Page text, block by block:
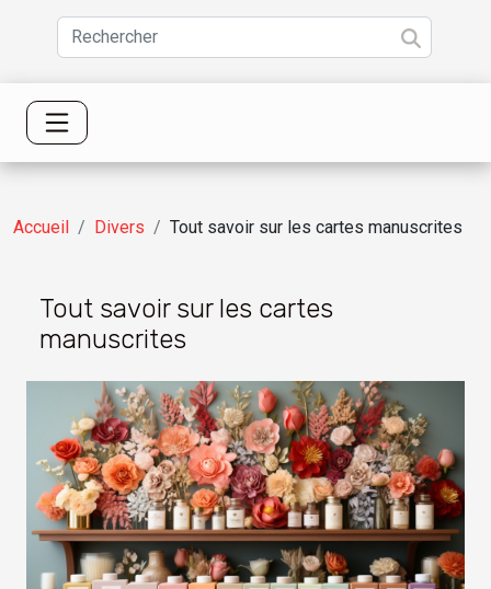
Accueil Divers Tout savoir sur les cartes manuscrites
Tout savoir sur les cartes
manuscrites